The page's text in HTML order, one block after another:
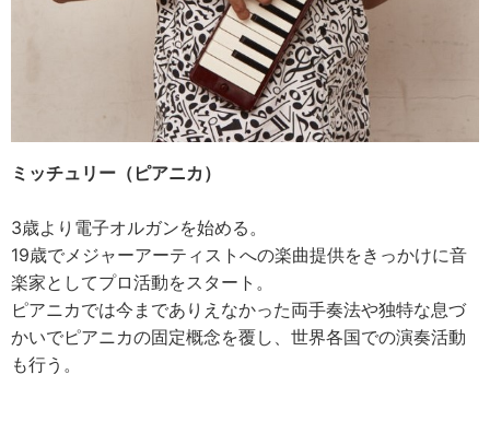
ミッチュリー（ピアニカ）
3歳より電子オルガンを始める。
19歳でメジャーアーティストへの楽曲提供をきっかけに音
楽家としてプロ活動をスタート。
ピアニカでは今までありえなかった両手奏法や独特な息づ
かいでピアニカの固定概念を覆し、世界各国での演奏活動
も行う。